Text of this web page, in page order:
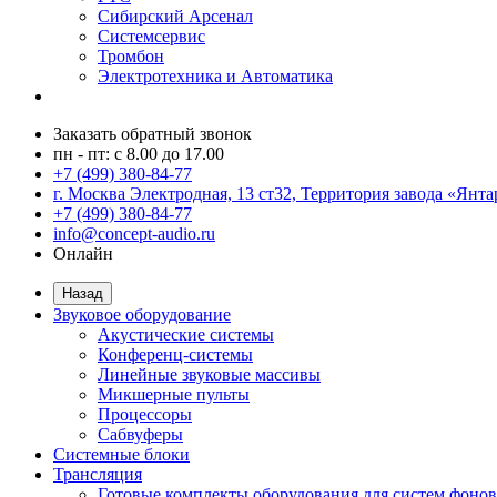
Сибирский Арсенал
Системсервис
Тромбон
Электротехника и Автоматика
Заказать обратный звонок
пн - пт: с 8.00 до 17.00
+7 (499) 380-84-77
г. Москва Электродная, 13 ст32, Территория завода
+7 (499) 380-84-77
info@concept-audio.ru
Онлайн
Назад
Звуковое оборудование
Акустические системы
Конференц-системы
Линейные звуковые массивы
Микшерные пульты
Процессоры
Сабвуферы
Системные блоки
Трансляция